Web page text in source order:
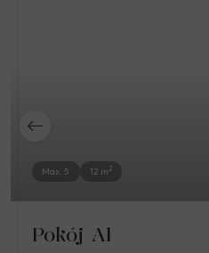
Max. 5 12 m 2
Pokój A1